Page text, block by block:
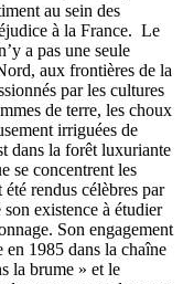
au sein des
à la France. Le
a pas une seule
aux frontières de la
par les cultures
de terre, les choux
irriguées de
dans la forêt luxuriante
se concentrent les
rendus célèbres par
existence à étudier
Son engagement
en 1985 dans la chaîne
la brume » et le